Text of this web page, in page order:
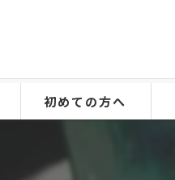
初めての方へ